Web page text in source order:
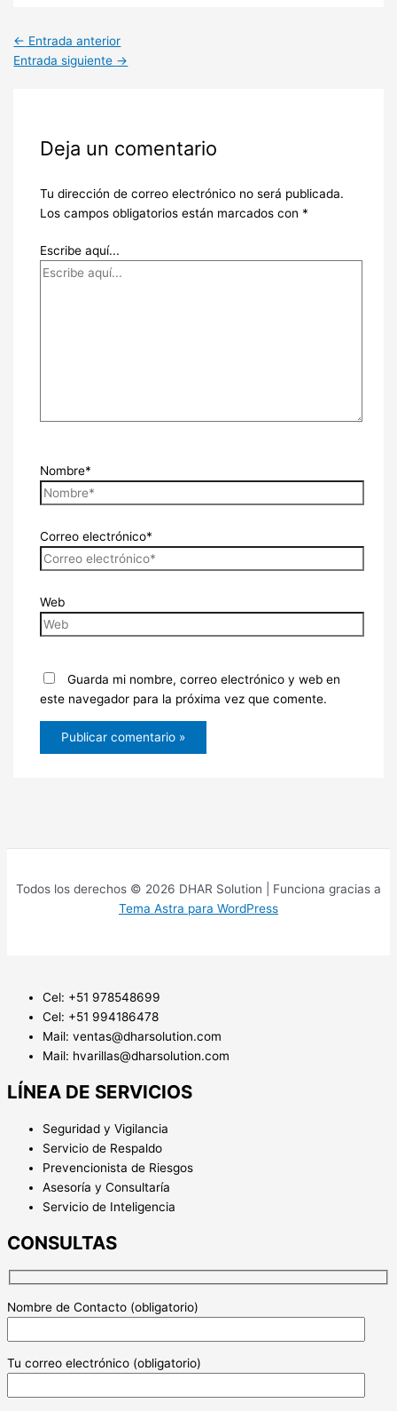
← Entrada anterior
Entrada siguiente →
Deja un comentario
Tu dirección de correo electrónico no será publicada.
Los campos obligatorios están marcados con *
Escribe aquí...
Nombre*
Correo electrónico*
Web
Guarda mi nombre, correo electrónico y web en
este navegador para la próxima vez que comente.
Todos los derechos © 2026 DHAR Solution | Funciona gracias a
Tema Astra para WordPress
Cel: +51 978548699
Cel: +51 994186478
Mail: ventas@dharsolution.com
Mail: hvarillas@dharsolution.com
LÍNEA DE SERVICIOS
Seguridad y Vigilancia
Servicio de Respaldo
Prevencionista de Riesgos
Asesoría y Consultaría
Servicio de Inteligencia
CONSULTAS
Nombre de Contacto (obligatorio)
Tu correo electrónico (obligatorio)